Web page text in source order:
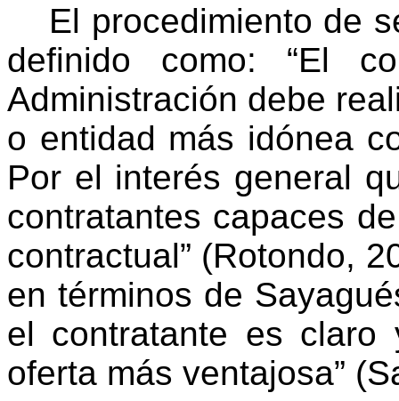
El procedimiento de
definido como: “El
Administración debe
o entidad más idónea
Por el interés general
contratantes capaces
contractual” (Rotondo,
en términos de
el contratante es claro
oferta más ventajosa”